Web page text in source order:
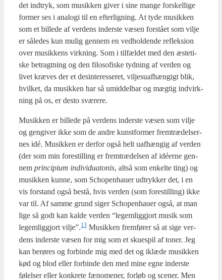
det ind­tryk, som musik­ken giver i sine man­ge for­skel­li­ge
for­mer ses i ana­lo­gi til en efter­lig­ning. At tyde musik­ken
som et bil­le­de af ver­dens inder­ste væsen for­stå­et som vil­je
er såle­des kun mulig gen­nem en ved­hol­den­de reflek­sion
over musik­kens virk­ning. Som i til­fæl­det med den æste­ti­
ske betragt­ning og den filo­so­fi­ske tyd­ning af ver­den og
livet kræ­ves der et des­in­ter­es­se­ret, vil­jesu­af­hæn­gigt blik,
hvil­ket, da musik­ken har så umid­del­bar og mæg­tig ind­virk­
ning på os, er desto svæ­re­re.
Musik­ken er bil­le­de på ver­dens inder­ste væsen som vil­je
og gen­gi­ver ikke som de andre kunst­for­mer frem­træ­del­ser­
nes idé. Musik­ken er der­for også helt uaf­hæn­gig af ver­den
(der som min fore­stil­ling er frem­træ­del­sen af idéer­ne gen­
nem prin­ci­pi­um indi­vi­du­a­to­nis, alt­så som enkel­te ting) og
musik­ken kun­ne, som Scho­pen­hau­er udtryk­ker det, i en
vis for­stand også bestå, hvis ver­den (som fore­stil­ling) ikke
var til. Af sam­me grund siger Scho­pen­hau­er også, at man
lige så godt kan kal­de ver­den “legem­lig­gjort musik som
legem­lig­gjort vilje”.13 Musik­ken frem­fø­rer så at sige ver­
dens inder­ste væsen for mig som et sku­e­spil af toner. Jeg
kan berø­res og for­bin­de mig med det og iklæ­de musik­ken
kød og blod eller for­bin­de den med mine egne inder­ste
følel­ser eller kon­kre­te fæno­me­ner, for­løb og sce­ner. Men